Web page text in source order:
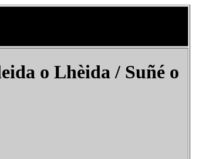
o Lhèida / Suñé​ o